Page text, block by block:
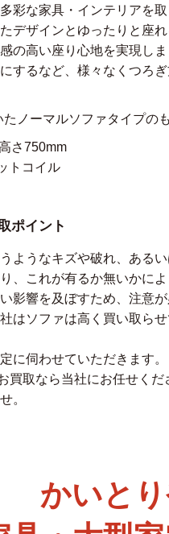
彩な家具・インテリアを
デザインとゆったりと座
の高い座り心地を実現し
するなど、様々なくつろぎ
ノーマルソファタイプの
さ750mm
トコイル
ポイント
ようなキズや破れ、ある
、これが有るか無いかに
影響を及ぼすため、注意
はソファは高く買い取ら
に伺わせていただきます。
取なら当社にお任せくだ
。
かいと